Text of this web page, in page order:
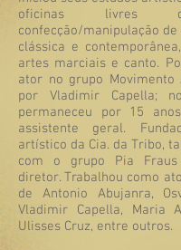
oficinas livres
confecção/manipulação de
clássica e
artes marciais e canto.
ator no grupo Movimento
por Vladimir Capella;
permaneceu por 15
assistente geral.
artístico da Cia. da Tribo,
com o grupo Pia
diretor. Trabalhou como
de Antonio Abujanra,
Vladimir Capella, Maria
Ulisses Cruz, entre outros.